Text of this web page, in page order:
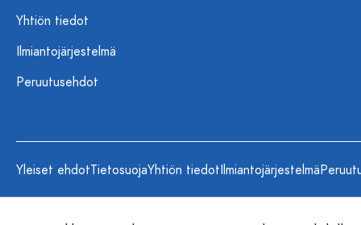
Yhtiön tiedot
Ilmiantojärjestelmä
Peruutusehdot
Yleiset ehdotTietosuojaYhtiön tiedotIlmiantojärjestelmä